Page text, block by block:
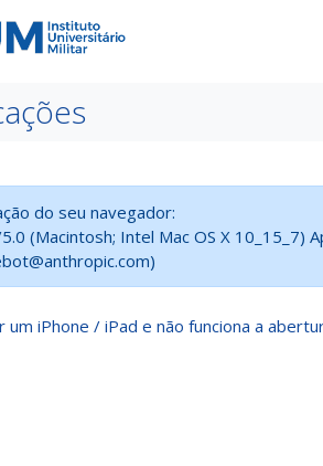
do seu navegador:
(Macintosh; Intel Mac OS X 10_15_7)
um iPhone / iPad e não funciona a